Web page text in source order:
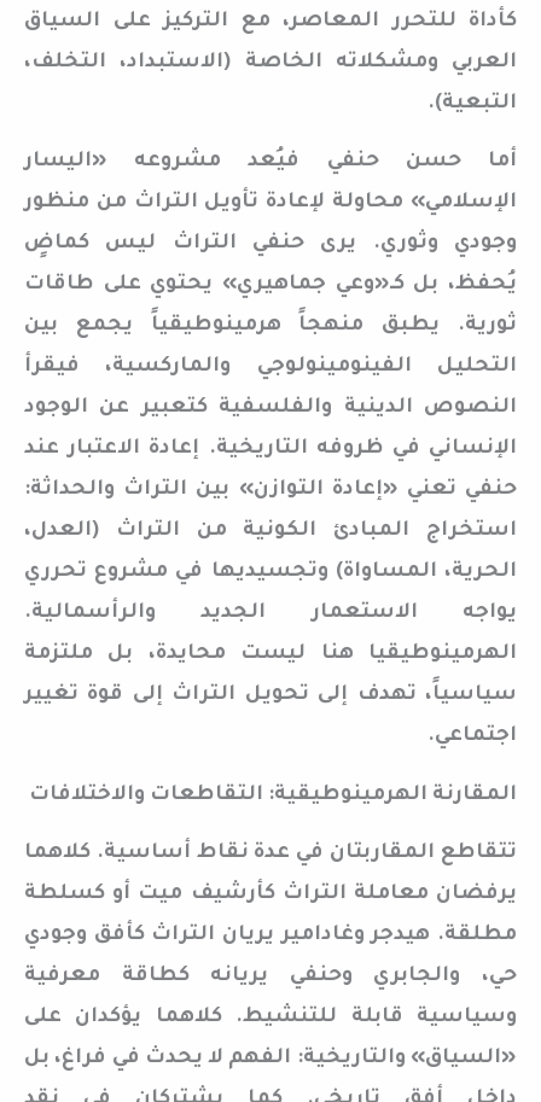
كأداة للتحرر المعاصر، مع التركيز على السياق
العربي ومشكلاته الخاصة (الاستبداد، التخلف،
التبعية).
أما حسن حنفي فيُعد مشروعه «اليسار
الإسلامي» محاولة لإعادة تأويل التراث من منظور
وجودي وثوري. يرى حنفي التراث ليس كماضٍ
يُحفظ، بل كـ«وعي جماهيري» يحتوي على طاقات
ثورية. يطبق منهجاً هرمينوطيقياً يجمع بين
التحليل الفينومينولوجي والماركسية، فيقرأ
النصوص الدينية والفلسفية كتعبير عن الوجود
الإنساني في ظروفه التاريخية. إعادة الاعتبار عند
حنفي تعني «إعادة التوازن» بين التراث والحداثة:
استخراج المبادئ الكونية من التراث (العدل،
الحرية، المساواة) وتجسيديها في مشروع تحرري
يواجه الاستعمار الجديد والرأسمالية.
الهرمينوطيقيا هنا ليست محايدة، بل ملتزمة
سياسياً، تهدف إلى تحويل التراث إلى قوة تغيير
اجتماعي.
المقارنة الهرمينوطيقية: التقاطعات والاختلافات
تتقاطع المقاربتان في عدة نقاط أساسية. كلاهما
يرفضان معاملة التراث كأرشيف ميت أو كسلطة
مطلقة. هيدجر وغادامير يريان التراث كأفق وجودي
حي، والجابري وحنفي يريانه كطاقة معرفية
وسياسية قابلة للتنشيط. كلاهما يؤكدان على
«السياق» والتاريخية: الفهم لا يحدث في فراغ، بل